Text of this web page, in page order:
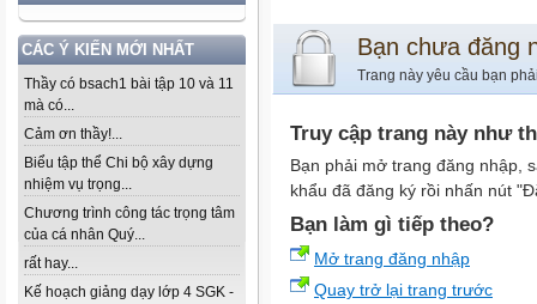
CÁC Ý KIẾN MỚI NHẤT
Thầy có bsach1 bài tập 10 và 11
mà có...
Cảm ơn thầy!...
Biểu tập thể Chi bộ xây dựng
nhiệm vụ trọng...
Chương trình công tác trọng tâm
của cá nhân Quý...
rất hay...
Kế hoạch giảng dạy lớp 4 SGK -
Bạn chưa đăng
Trang này yêu cầu bạn
Truy cập trang này như
Bạn phải mở trang đăng nhập,
khẩu đã đăng ký rồi nhấn nút
Bạn làm gì tiếp theo?
Mở trang đăng nhập
Quay trở lại trang trước